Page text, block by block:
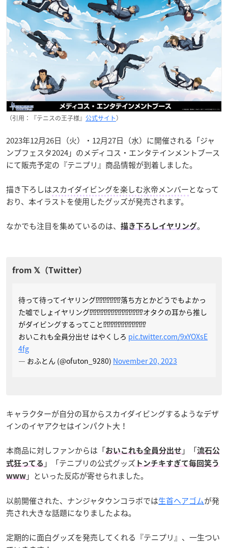
（引用：『テニスの王子様』 公式サイト）
2023年12月26日（火）・12月27日（水）に開催される「ジャ
ンプフェスタ2024」のメディコス・エンタテインメントブース
にて販売予定の『テニプリ』商品情報が到着しました。
描き下ろしはスカイダイビングを楽しむ氷帝メンバーとなって
おり、本イラストを使用したグッズが発売されます。
なかでも注目を集めているのは、 描き下ろしイヤリング。
待って待ってイヤリング⁉️⁉️⁉️⁉️⁉️⁉️⁉️落ち方とかどうでもよかっ
た嘘でしょイヤリング⁉️⁉️⁉️⁉️⁉️⁉️⁉️⁉️⁉️⁉️⁉️⁉️⁉️⁉️⁉️オタクの耳から推し
がダイビングするってこと⁉️⁉️⁉️⁉️⁉️⁉️⁉️⁉️⁉️⁉️⁉️⁉️
おいこれも全員分出せ はやくしろ pic.twitter.com/9xYOXsE
4fg
— おふとん (@ofuton_9280) November 20, 2023
キャラクターが自分の耳からスカイダイビングするようなデザ
インのイヤアクセはインパクト大！
本商品に対しファンからは「おいこれも全員分出せ 」「流石公
式狂ってる 」「テニプリの公式グッズ トンチキすぎて毎回笑う
www 」といった反応が寄せられました。
以前開催された、ナンジャタウンコラボでは生首ヘアゴムが発
売され大きな話題になりましたよね。
定期的に面白グッズを発売してくれる『テニプリ』、一生つい